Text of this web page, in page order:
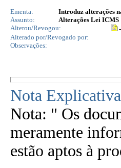
Ementa:
Introduz alterações
Assunto:
Alterações Lei ICMS
Alterou/Revogou:
Alterado por/Revogado por:
Observações:
Nota
Nota: " Os
meramente
estão aptos à